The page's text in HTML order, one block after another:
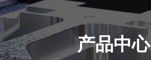
产品中心